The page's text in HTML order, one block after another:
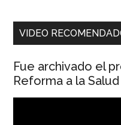
VIDEO
Fue archivado el
Reforma a la Salud